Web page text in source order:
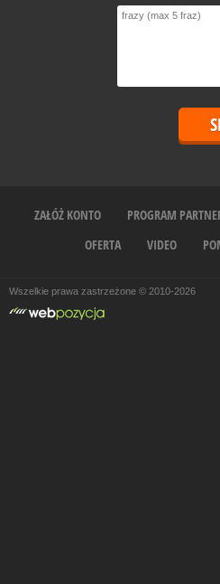
ZAŁÓŻ KONTO PROGRAM
OFERTA
VIDEO
Wszelkie prawa zastrzeżone © 2010-2026